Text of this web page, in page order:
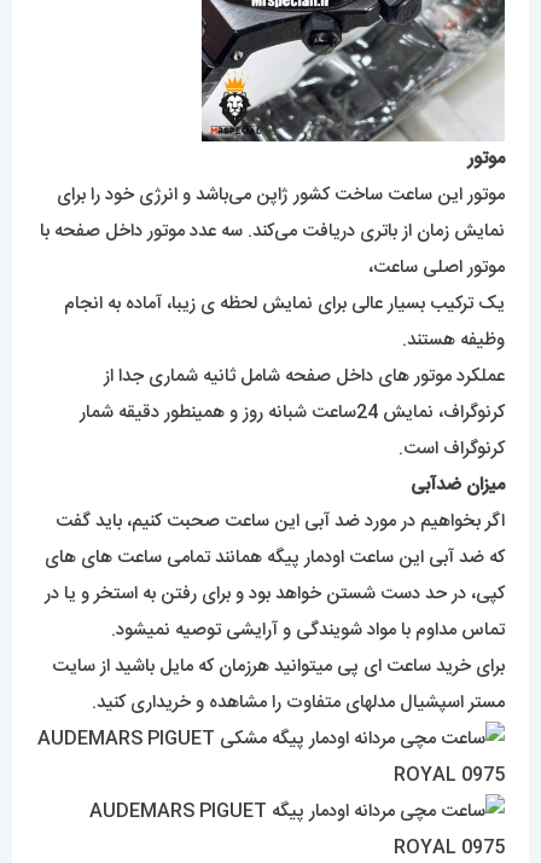
موتور
موتور این ساعت ساخت کشور ژاپن می‌باشد و انرژی خود را برای
نمایش زمان از باتری دریافت می‌کند. سه عدد موتور داخل صفحه با
موتور اصلی ساعت،
یک ترکیب بسیار عالی برای نمایش لحظه ی زیبا، آماده به انجام
وظیفه هستند.
عملکرد موتور های داخل صفحه شامل ثانیه شماری جدا از
کرنوگراف، نمایش 24ساعت شبانه روز و همینطور دقیقه شمار
کرنوگراف است.
میزان ضدآبی
اگر بخواهیم در مورد ضد آبی این ساعت صحبت کنیم، باید گفت
که ضد آبی این ساعت اودمار پیگه همانند تمامی ساعت های های
کپی، در حد دست شستن خواهد بود و برای رفتن به استخر و یا در
تماس مداوم با مواد شویندگی و آرایشی توصیه نمیشود.
برای خرید ساعت ای پی میتوانید هرزمان که مایل باشید از سایت
مستر اسپشیال مدلهای متفاوت را مشاهده و خریداری کنید.